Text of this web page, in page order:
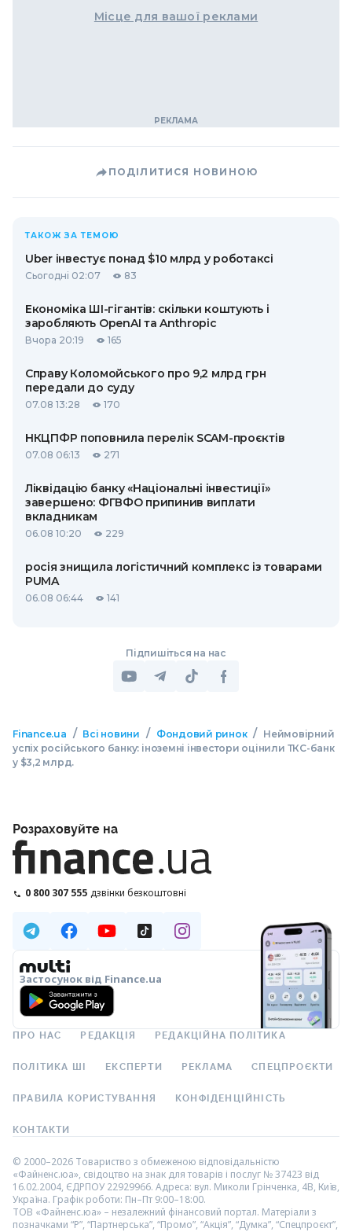
Місце для вашої реклами
ПОДІЛИТИСЯ НОВИНОЮ
ТАКОЖ ЗА ТЕМОЮ
Uber інвестує понад $10 млрд у роботаксі
Сьогодні 02:07 83
Економіка ШІ-гігантів: скільки коштують і
заробляють OpenAI та Anthropic
Вчора 20:19 165
Справу Коломойського про 9,2 млрд грн
передали до суду
07.08 13:28 170
НКЦПФР поповнила перелік SCAM-проєктів
07.08 06:13 271
Ліквідацію банку «Національні інвестиції»
завершено: ФГВФО припинив виплати
вкладникам
06.08 10:20 229
росія знищила логістичний комплекс із товарами
PUMA
06.08 06:44 141
Підпишіться на нас
Finance.ua / Всі новини / Фондовий ринок / Неймовірний
успіх російського банку: іноземні інвестори оцінили ТКС-банк
у $3,2 млрд.
Розраховуйте на
0 800 307 555 дзвінки безкоштовні
Застосунок від Finance.ua
ПРО НАС РЕДАКЦІЯ РЕДАКЦІЙНА ПОЛІТИКА
ПОЛІТИКА ШІ ЕКСПЕРТИ РЕКЛАМА СПЕЦПРОЄКТИ
ПРАВИЛА КОРИСТУВАННЯ КОНФІДЕНЦІЙНІСТЬ
КОНТАКТИ
© 2000–2026 Товариство з обмеженою відповідальністю
«Файненс.юа», свідоцтво на знак для товарів і послуг № 37423 від
16.02.2004, ЄДРПОУ 22929966. Адреса: вул. Миколи Грінченка, 4В, Київ,
Україна. Графік роботи: Пн–Пт 9:00–18:00.
ТОВ «Файненс.юа» – незалежний фінансовий портал. Матеріали з
позначками “Р”, “Партнерська”, “Промо”, “Акція”, “Думка”, “Спецпроєкт”,